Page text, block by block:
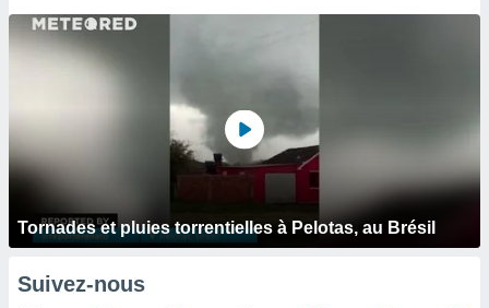
Tornades et pluies torrentielles à Pelotas, au Brésil
Suivez-nous